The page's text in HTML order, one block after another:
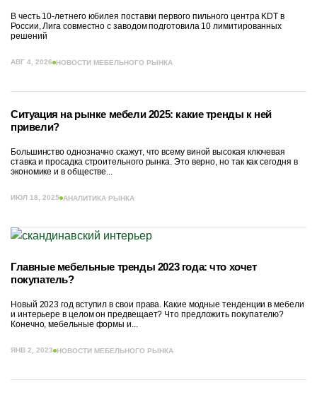
В честь 10-летнего юбилея поставки первого пильного центра KDT в
России, Лига совместно с заводом подготовила 10 лимитированных
решений
АВГ 4, 2026 НОВОСТИ МЕБЕЛЬНОГО РЫНКА
Ситуация на рынке мебели 2025: какие тренды к ней
привели?
Большинство однозначно скажут, что всему виной высокая ключевая
ставка и просадка строительного рынка. Это верно, но так как сегодня в
экономике и в обществе...
ИЮЛ 18, 2025 АНАЛИТИКА РЫНКА
Главные мебельные тренды 2023 года: что хочет
покупатель?
Новый 2023 год вступил в свои права. Какие модные тенденции в мебели
и интерьере в целом он предвещает? Что предложить покупателю?
Конечно, мебельные формы и...
ЯНВ 2, 2023 НОВОСТИ МЕБЕЛЬНОГО РЫНКА